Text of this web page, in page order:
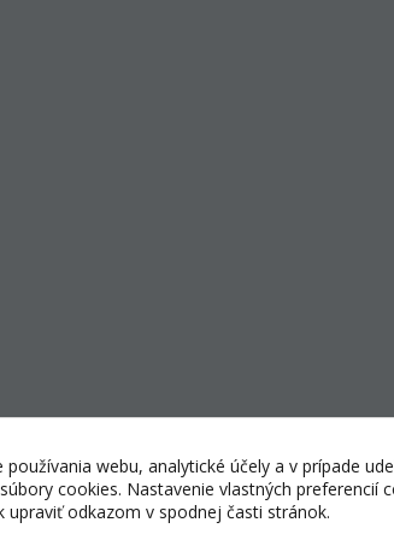
2025 E-shopping center, s.r.o.
webu, analytické účely a v prípade
cookies. Nastavenie vlastných preferencií
upraviť odkazom v spodnej časti stránok.